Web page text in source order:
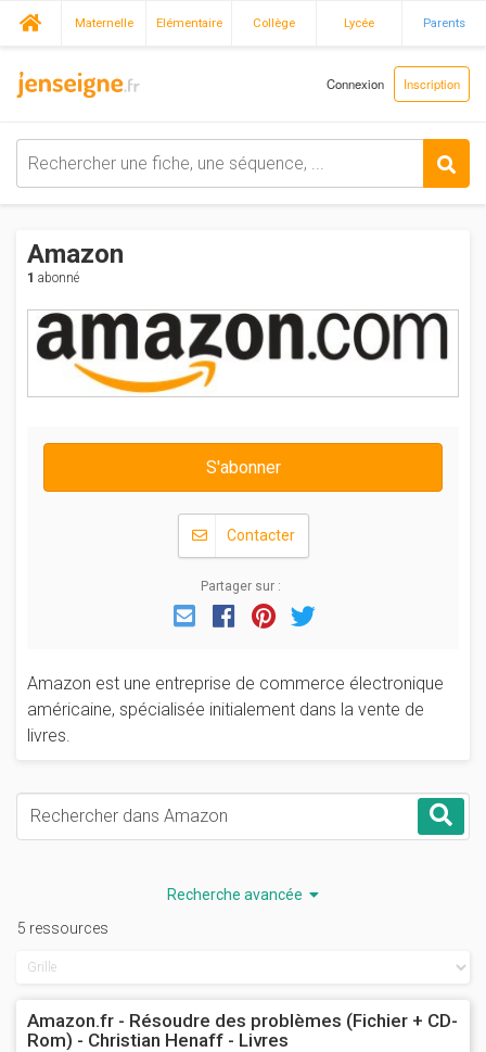
Maternelle Elémentaire Collège Lycée Parents
Connexion Inscription
Amazon
1 abonné
S'abonner
Contacter
Partager sur :
EmailFacebook
Pinterest
Amazon est une entreprise de commerce électronique
américaine, spécialisée initialement dans la vente de
livres.
Mots-clés
Recherche avancée
5 ressources
Amazon.fr - Résoudre des problèmes (Fichier + CD-
Rom) - Christian Henaff - Livres